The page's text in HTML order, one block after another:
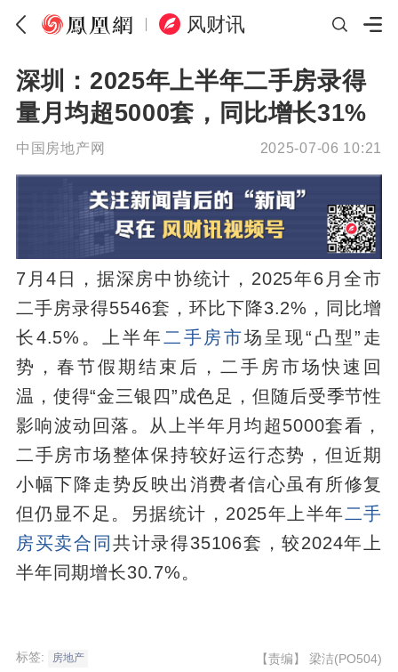
风财讯
深圳：2025年上半年二手房录得
量月均超5000套，同比增长31%
中国房地产网 2025-07-06 10:21
7月4日，据深房中协统计，2025年6月全市
二手房录得5546套，环比下降3.2%，同比增
长4.5%。上半年二手 房市场呈现“凸型”走
势，春节假期结束后，二手房市场快速回
温，使得“金三银四”成色足，但随后受季节性
影响波动回落。从上半年月均超5000套看，
二手房市场整体保持较好运行态势，但近期
小幅下降走势反映出消费者信心虽有所修复
但仍显不足。另据统计，2025年上半年二手
房买卖合同 共计录得35106套，较2024年上
半年同期增长30.7%。
标签: 房地产 【责编】 梁洁(PO504)